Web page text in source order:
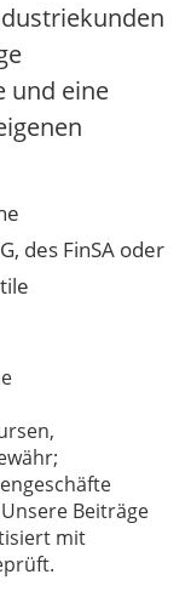
und eine
des FinSA oder
Beiträge
mit